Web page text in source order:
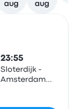
aug
aug
23:55
Sloterdijk -
Amsterdam